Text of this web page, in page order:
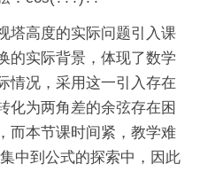
塔高度的实际问题引入课
的实际背景，体现了数学
情况，采用这一引入存在
化为两角差的余弦存在困
而本节课时间紧，教学难
中到公式的探索中，因此